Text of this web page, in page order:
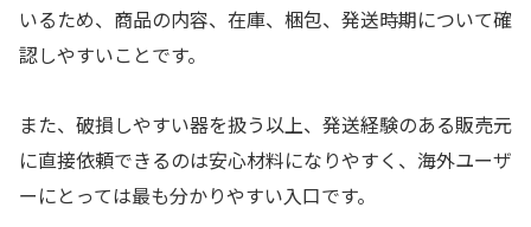
いるため、商品の内容、在庫、梱包、発送時期について確
認しやすいことです。
また、破損しやすい器を扱う以上、発送経験のある販売元
に直接依頼できるのは安心材料になりやすく、海外ユーザ
ーにとっては最も分かりやすい入口です。